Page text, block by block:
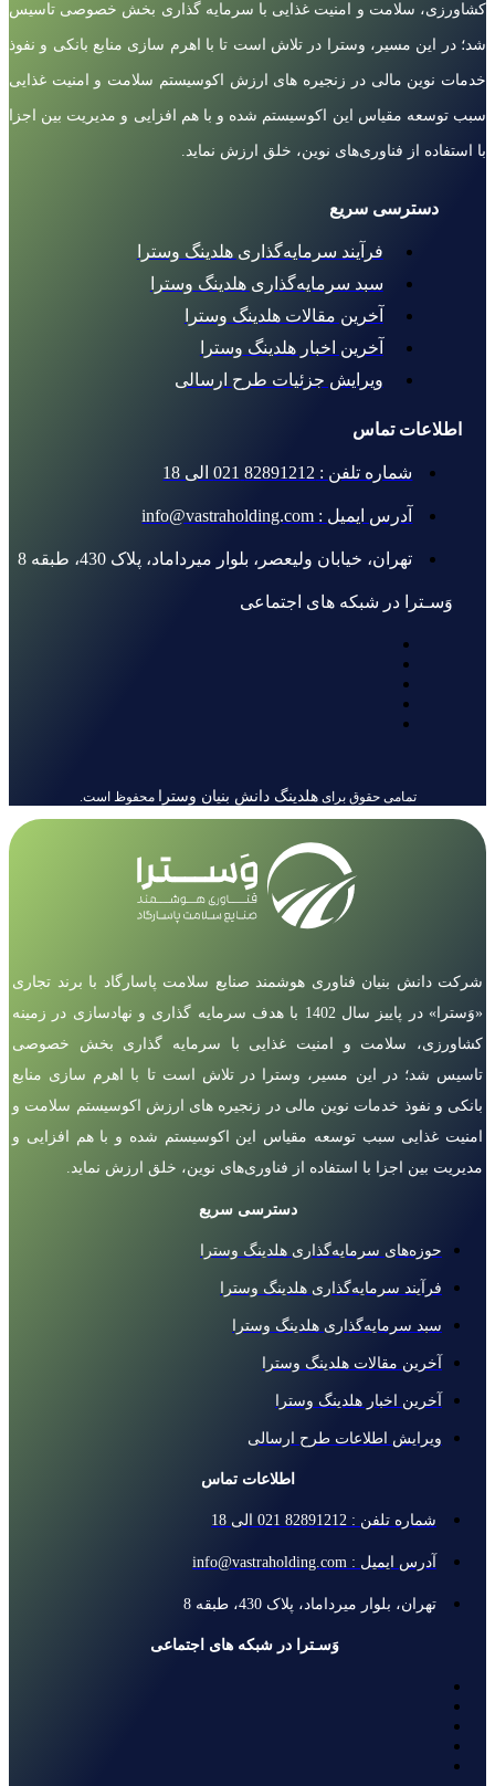
کشاورزی، سلامت و امنیت غذایی با سرمایه گذاری بخش خصوصی تاسیس
شد؛ در این مسیر، وسترا در تلاش است تا با اهرم سازی منابع بانکی و نفوذ
خدمات نوین مالی در زنجیره های ارزش اکوسیستم سلامت و امنیت غذایی
سبب توسعه مقیاس این اکوسیستم شده و با هم افزایی و مدیریت بین اجزا
با استفاده از فناوری‌های نوین، خلق ارزش نماید.
دسترسی سریع
فرآیند سرمایه‌گذاری هلدینگ وسترا
سبد سرمایه‌گذاری هلدینگ وسترا
آخرین مقالات هلدینگ وسترا
آخرین اخبار هلدینگ وسترا
ویرایش جزئیات طرح ارسالی
اطلاعات تماس
شماره تلفن : 82891212 021 الی 18
آدرس ایمیل : info@vastraholding.com
تهران، خیابان ولیعصر، بلوار میرداماد، پلاک 430، طبقه 8
وَسـترا در شبکه های اجتماعی
تمامی حقوق برایهلدینگ دانش بنیان وسترا محفوظ است.
شرکت دانش بنیان فناوری هوشمند صنایع سلامت پاسارگاد با برند تجاری
«وَسترا» در پاییز سال 1402 با هدف سرمایه گذاری و نهادسازی در زمینه
کشاورزی، سلامت و امنیت غذایی با سرمایه گذاری بخش خصوصی
تاسیس شد؛ در این مسیر، وسترا در تلاش است تا با اهرم سازی منابع
بانکی و نفوذ خدمات نوین مالی در زنجیره های ارزش اکوسیستم سلامت و
امنیت غذایی سبب توسعه مقیاس این اکوسیستم شده و با هم افزایی و
مدیریت بین اجزا با استفاده از فناوری‌های نوین، خلق ارزش نماید.
دسترسی سریع
حوزه‌های سرمایه‌گذاری هلدینگ وسترا
فرآیند سرمایه‌گذاری هلدینگ وسترا
سبد سرمایه‌گذاری هلدینگ وسترا
آخرین مقالات هلدینگ وسترا
آخرین اخبار هلدینگ وسترا
ویرایش اطلاعات طرح ارسالی
اطلاعات تماس
شماره تلفن : 82891212 021 الی 18
آدرس ایمیل : info@vastraholding.com
تهران، بلوار میرداماد، پلاک 430، طبقه 8
وَسـترا در شبکه های اجتماعی